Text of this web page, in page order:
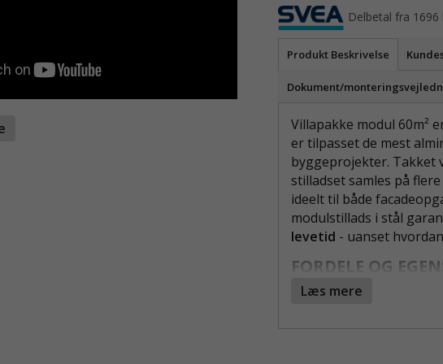
Delbetal fra 1696
Produkt Beskrivelse
Dokument/
Villapakke modul 60m²
er tilpasset de mest
byggeprojekter. Takket
stilladset samles på
ideelt til både
modulstillads i stål
levetid - uanset
FORDELE OG
Flere
Læs mere